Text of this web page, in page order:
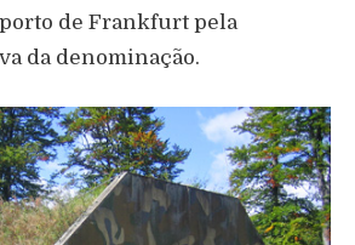
de Frankfurt pela
da denominação.